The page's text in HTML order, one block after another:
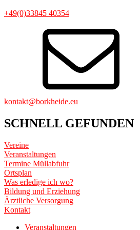
+49(0)33845 40354
kontakt@borkheide.eu
SCHNELL GEFUNDEN
Vereine
Veranstaltungen
Termine Müllabfuhr
Ortsplan
Was erledige ich wo?
Bildung und Erziehung
Ärztliche Versorgung
Kontakt
Veranstaltungen